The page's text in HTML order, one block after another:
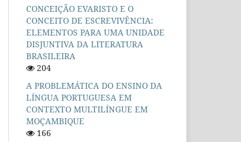
CONCEIÇÃO EVARISTO E O
CONCEITO DE ESCREVIVÊNCIA:
ELEMENTOS PARA UMA UNIDADE
DISJUNTIVA DA LITERATURA
BRASILEIRA
204
A PROBLEMÁTICA DO ENSINO DA
LÍNGUA PORTUGUESA EM
CONTEXTO MULTILÍNGUE EM
MOÇAMBIQUE
166